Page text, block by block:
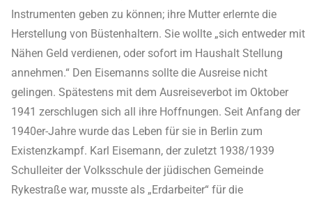
Instrumenten geben zu können; ihre Mutter erlernte die
Herstellung von Büstenhaltern. Sie wollte „sich entweder mit
Nähen Geld verdienen, oder sofort im Haushalt Stellung
annehmen.“ Den Eisemanns sollte die Ausreise nicht
gelingen. Spätestens mit dem Ausreiseverbot im Oktober
1941 zerschlugen sich all ihre Hoffnungen. Seit Anfang der
1940er-Jahre wurde das Leben für sie in Berlin zum
Existenzkampf. Karl Eisemann, der zuletzt 1938/1939
Schulleiter der Volksschule der jüdischen Gemeinde
Rykestraße war, musste als „Erdarbeiter“ für die